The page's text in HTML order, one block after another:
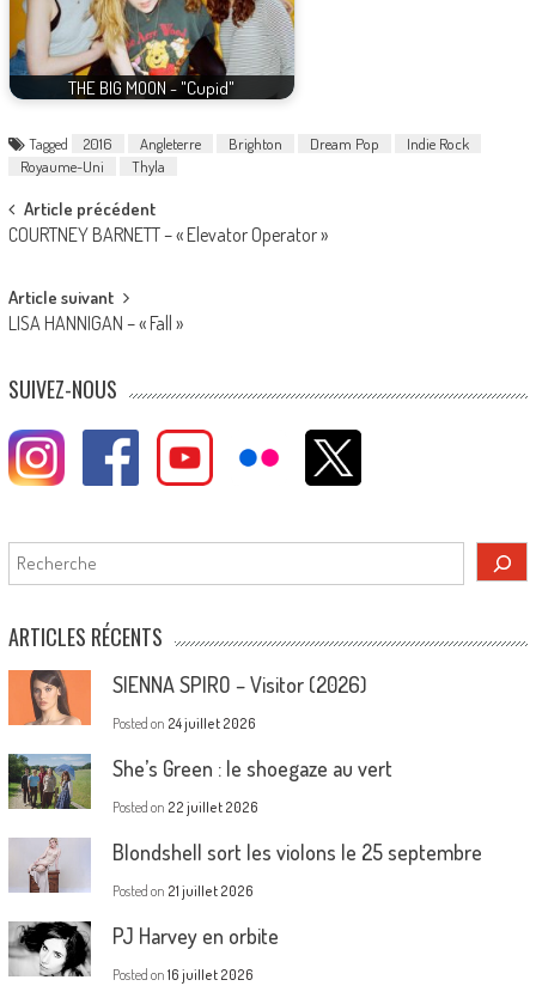
THE BIG MOON - "Cupid"
Tagged 2016 Angleterre Brighton Dream Pop
Indie Rock
Royaume-Uni
Thyla
Post
navigation
Article précédent
COURTNEY BARNETT – « Elevator Operator »
Article suivant
LISA HANNIGAN – « Fall »
SUIVEZ-NOUS
Rechercher
ARTICLES RÉCENTS
SIENNA SPIRO – Visitor (2026)
Posted on 24 juillet 2026
She’s Green : le shoegaze au vert
Posted on 22 juillet 2026
Blondshell sort les violons le 25 septembre
Posted on 21 juillet 2026
PJ Harvey en orbite
Posted on 16 juillet 2026